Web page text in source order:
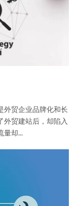
外贸企业品牌化和长
外贸建站后，却陷入
量却...